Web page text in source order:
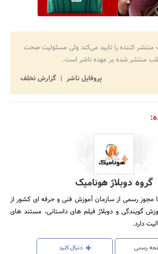
منتشر کننده را تایید می‌کند ولی مسئولیت صحت
منتشر شده بر عهده ناشر است.
پروفایل ناشر
گزارش تخلف
گروه دوبلاژ هونامیک
مجوز رسمی از سازمان آموزش فنی و حرفه ای کشور از
آموزش گویندگی و دوبلاژ فیلم های داستانی، مستند های
دارد.
رسمی دنبال کنید